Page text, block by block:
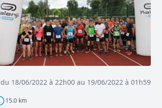
du 18/06/2022 à 22h00 au 19/06/2022 à 01h59
15.0 km